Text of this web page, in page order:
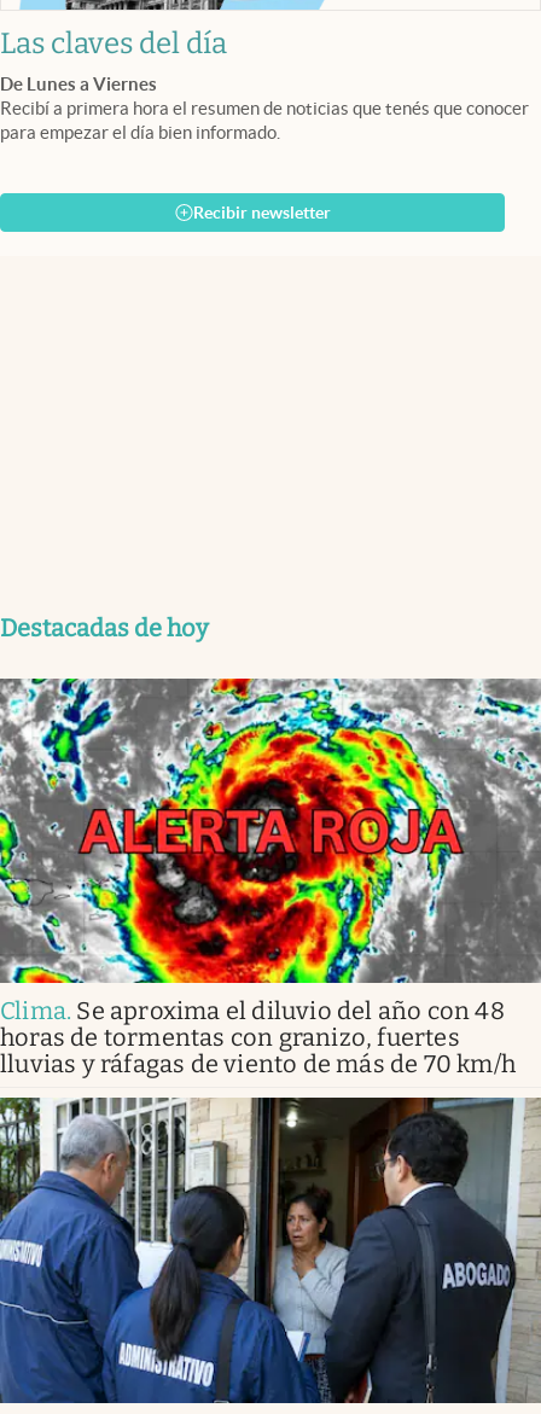
Las claves del día
De Lunes a Viernes
Recibí a primera hora el resumen de noticias que tenés que conocer
para empezar el día bien informado.
Recibir newsletter
Destacadas de hoy
Clima. Se aproxima el diluvio del año con 48
horas de tormentas con granizo, fuertes
lluvias y ráfagas de viento de más de 70 km/h